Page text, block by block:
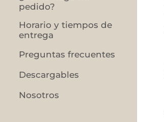
pedido?
Horario y tiempos de
entrega
Preguntas frecuentes
Descargables
Nosotros